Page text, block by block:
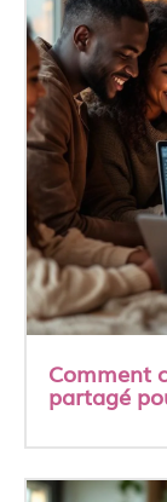
Comment
partagé